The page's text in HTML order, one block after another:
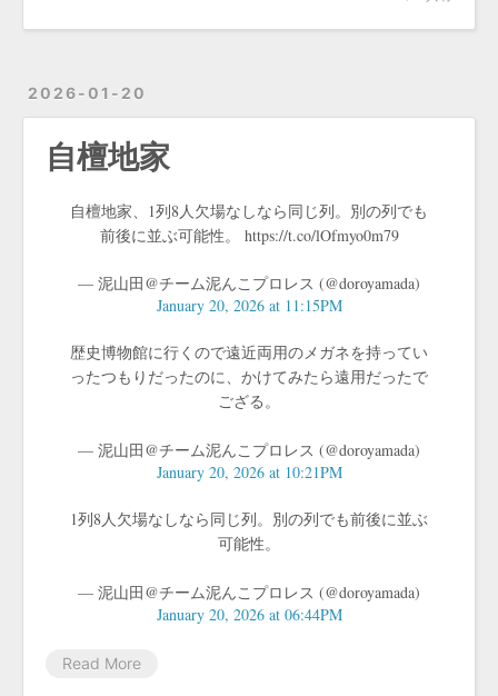
2026-01-20
自檀地家
自檀地家、1列8人欠場なしなら同じ列。別の列でも
前後に並ぶ可能性。 https://t.co/lOfmyo0m79
— 泥山田@チーム泥んこプロレス (@doroyamada)
January 20, 2026 at 11:15PM
歴史博物館に行くので遠近両用のメガネを持ってい
ったつもりだったのに、かけてみたら遠用だったで
ござる。
— 泥山田@チーム泥んこプロレス (@doroyamada)
January 20, 2026 at 10:21PM
1列8人欠場なしなら同じ列。別の列でも前後に並ぶ
可能性。
— 泥山田@チーム泥んこプロレス (@doroyamada)
January 20, 2026 at 06:44PM
Read More